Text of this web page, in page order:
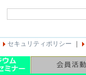
セキュリティポリシー ｜